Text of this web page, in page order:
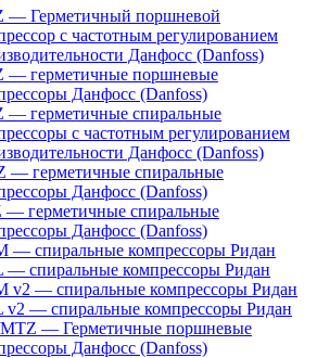
— Герметичный поршневой
с частотным регулированием
Данфосс (Danfoss)
— герметичные поршневые
Данфосс (Danfoss)
— герметичные спиральные
с частотным регулированием
Данфосс (Danfoss)
— герметичные спиральные
Данфосс (Danfoss)
герметичные спиральные
Данфосс (Danfoss)
— спиральные компрессоры Ридан
— спиральные компрессоры Ридан
v2 — спиральные компрессоры Ридан
v2 — спиральные компрессоры Ридан
— Герметичные поршневые
Данфосс (Danfoss)